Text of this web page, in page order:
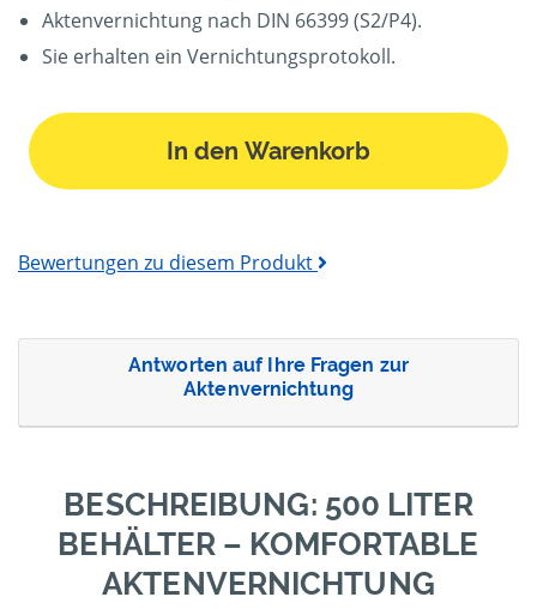
Aktenvernichtung nach DIN 66399 (S2/P4).
Sie erhalten ein Vernichtungsprotokoll.
In den Warenkorb
Bewertungen zu diesem Produkt
Antworten auf Ihre Fragen zur
Aktenvernichtung
BESCHREIBUNG: 500 LITER
BEHÄLTER – KOMFORTABLE
AKTENVERNICHTUNG